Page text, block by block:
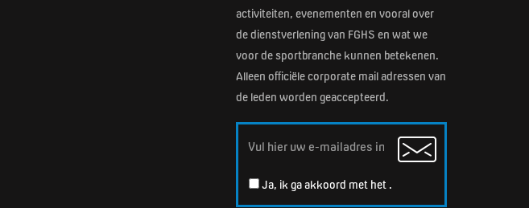
activiteiten, evenementen en vooral over
de dienstverlening van FGHS en wat we
voor de sportbranche kunnen betekenen.
Alleen officiële corporate mail adressen van
de leden worden geaccepteerd.
Email
Ja, ik ga akkoord met het .